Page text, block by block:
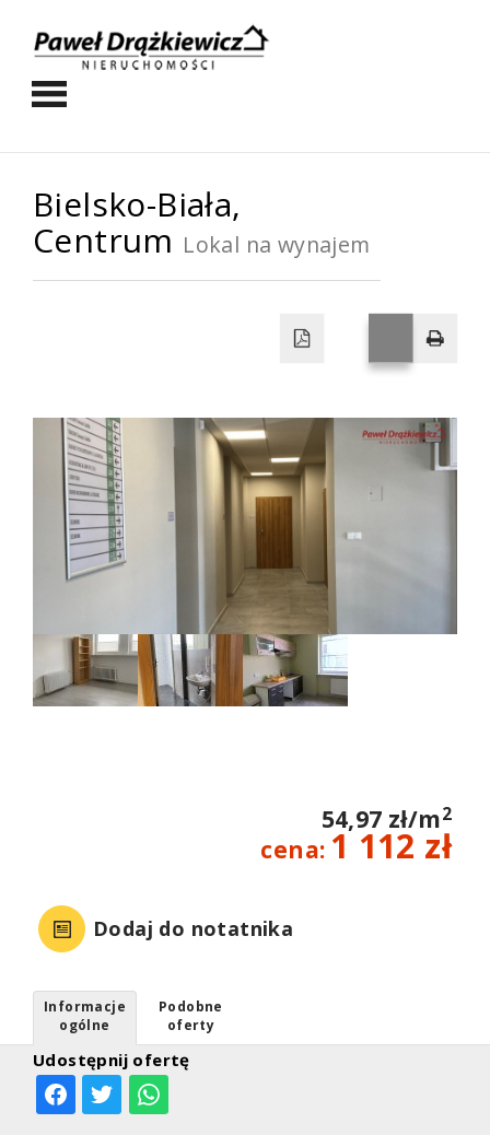
Bielsko-Biała,
Centrum Lokal na wynajem
54,97 zł/m2
cena: 1 112 zł
Dodaj do notatnika
Udostępnij ofertę
Informacje
ogólne
Podobne
oferty